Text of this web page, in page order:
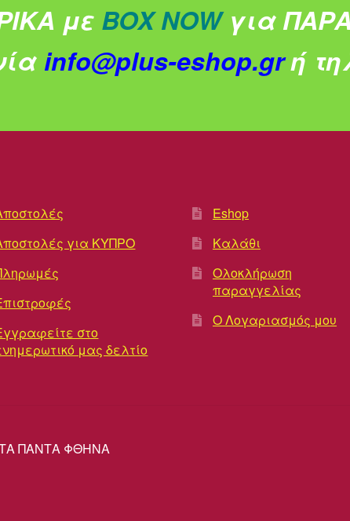
με BOX NOW για
info@plus-eshop.grή
για ΚΥΠΡΟ
στο
μας δελτίο
Eshop
Καλάθι
Ολοκλήρωση
παραγγελίας
Ο Λογαριασμός μου
ΤΑ ΠΑΝΤΑ ΦΘΗΝΑ